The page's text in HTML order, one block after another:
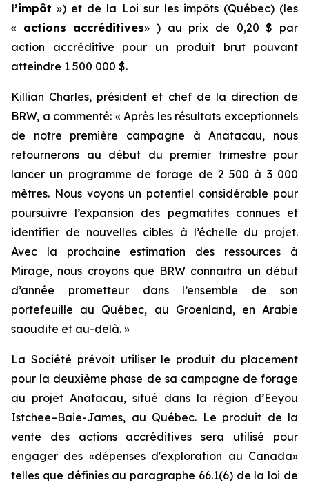
l’impôt ») et de la Loi sur les impôts(Québec) (les
« actions accréditives» ) au prix de 0,20 $ par
action accréditive pour un produit brut pouvant
atteindre 1 500 000 $.
Killian Charles, président et chef de la direction de
BRW, a commenté: « Après les résultats exceptionnels
de notre première campagne à Anatacau, nous
retournerons au début du premier trimestre pour
lancer un programme de forage de 2 500 à 3 000
mètres. Nous voyons un potentiel considérable pour
poursuivre l’expansion des pegmatites connues et
identifier de nouvelles cibles à l’échelle du projet.
Avec la prochaine estimation des ressources à
Mirage, nous croyons que BRW connaîtra un début
d’année prometteur dans l’ensemble de son
portefeuille au Québec, au Groenland, en Arabie
saoudite et au-delà. »
La Société prévoit utiliser le produit du placement
pour la deuxième phase de sa campagne de forage
au projet Anatacau, situé dans la région d’Eeyou
Istchee–Baie-James, au Québec. Le produit de la
vente des actions accréditives sera utilisé pour
engager des «dépenses d'exploration au Canada»
telles que définies au paragraphe 66.1(6) de la loi de